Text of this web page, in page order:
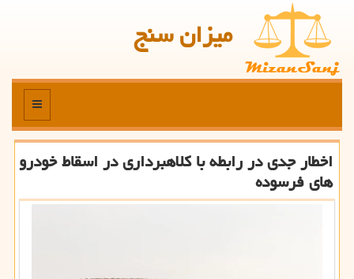
میزان سنج
منو
اخطار جدی در رابطه با کلاهبرداری در اسقاط خودرو
های فرسوده